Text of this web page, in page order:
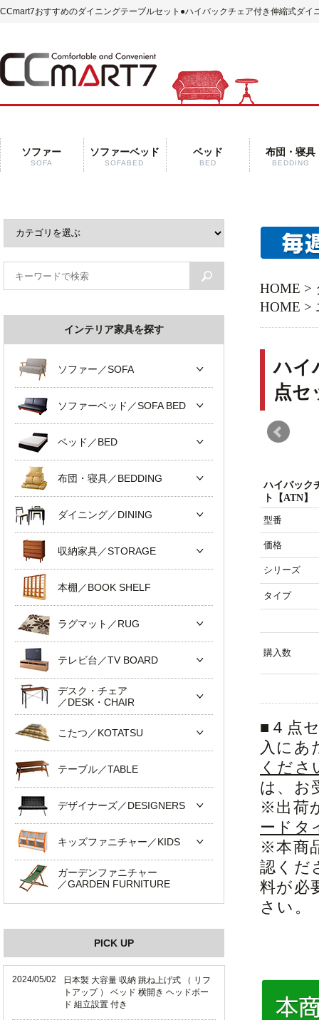
CCmart7おすすめのダイニングテーブルセット ●ハイバックチェア付き伸縮式ダイ
ソファー
SOFA
ソファーベッド
SOFABED
ベッド
BED
布団・寝具
BEDDING
HOME >
HOME >
ハイ
点セ
ハイバック
ト【ATN】
型番
価格
シリーズ
タイプ
購入数
■４点
入にあ
くださ
は、お
※出荷
ードタ
※本商
認くだ
料が必
さい。
インテリア家具を探す
ソファー／SOFA
ソファーベッド／SOFA BED
ベッド／BED
布団・寝具／BEDDING
ダイニング／DINING
収納家具／STORAGE
本棚／BOOK SHELF
ラグマット／RUG
テレビ台／TV BOARD
デスク・チェア
／DESK・CHAIR
こたつ／KOTATSU
テーブル／TABLE
デザイナーズ／DESIGNERS
キッズファニチャー／KIDS
ガーデンファニチャー
／GARDEN FURNITURE
PICK UP
2024/05/02
日本製 大容量 収納 跳ね上げ式 （ リフ
トアップ ） ベッド 横開き ヘッドボー
ド 組立設置 付き